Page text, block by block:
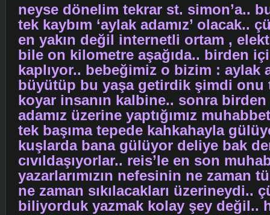
neyse dönelim tekrar st. simon’a..
tek kaybım ‘aylak adamız’ olacak..
en yakın değil internetli ortam ,
bile on kilometre aşağıda.. birden
kaplıyor.. bebeğimiz o bizim : aylak
büyütüp bu yaşa getirdik şimdi onu
koyar insanın kalbine.. sonra birden
adamız üzerine yaptığımız
tek başıma tepede kahkahayla
kuşlarda bana gülüyor deliye bak
cıvıldaşıyorlar.. reis’le en son
yazarlarımızın nefesinin ne zaman
ne zaman sıkılacakları üzerineydi..
biliyorduk yazmak kolay şey değil..